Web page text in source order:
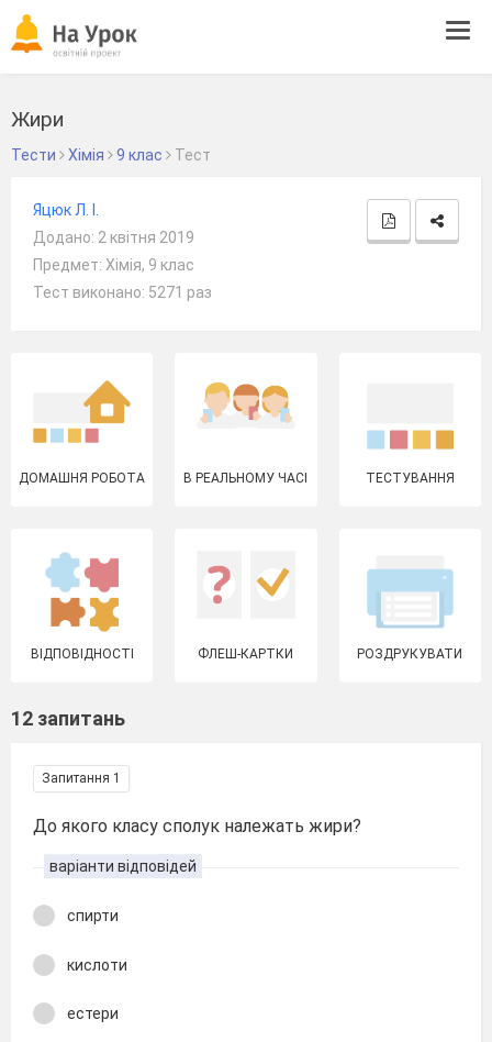
Жири
Тести Хімія 9 клас Тест
Яцюк Л. І.
Додано: 2 квітня 2019
Предмет: Хімія, 9 клас
Тест виконано: 5271 раз
ДОМАШНЯ РОБОТА В РЕАЛЬНОМУ ЧАСІ ТЕСТУВАННЯ
ВІДПОВІДНОСТІ ФЛЕШ-КАРТКИ РОЗДРУКУВАТИ
12 запитань
Запитання 1
До якого класу сполук належать жири?
варіанти відповідей
спирти
кислоти
естери